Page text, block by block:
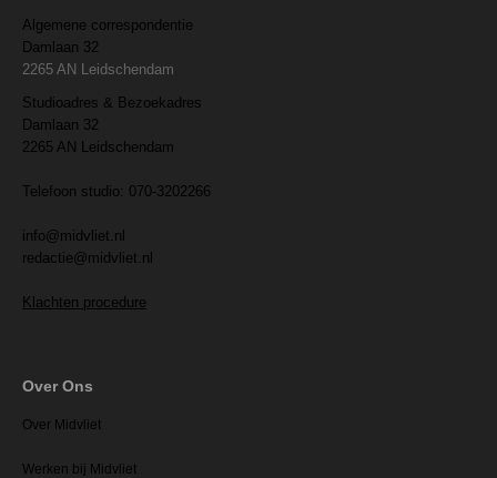
Algemene correspondentie
Damlaan 32
2265 AN Leidschendam
Studioadres & Bezoekadres
Damlaan 32
2265 AN Leidschendam
Telefoon studio: 070-3202266
info@midvliet.nl
redactie@midvliet.nl
Klachten procedure
Over Ons
Over Midvliet
Werken bij Midvliet